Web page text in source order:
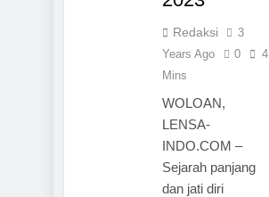
Redaksi
3
Years Ago
0
4
Mins
WOLOAN,
LENSA-
INDO.COM –
Sejarah panjang
dan jati diri